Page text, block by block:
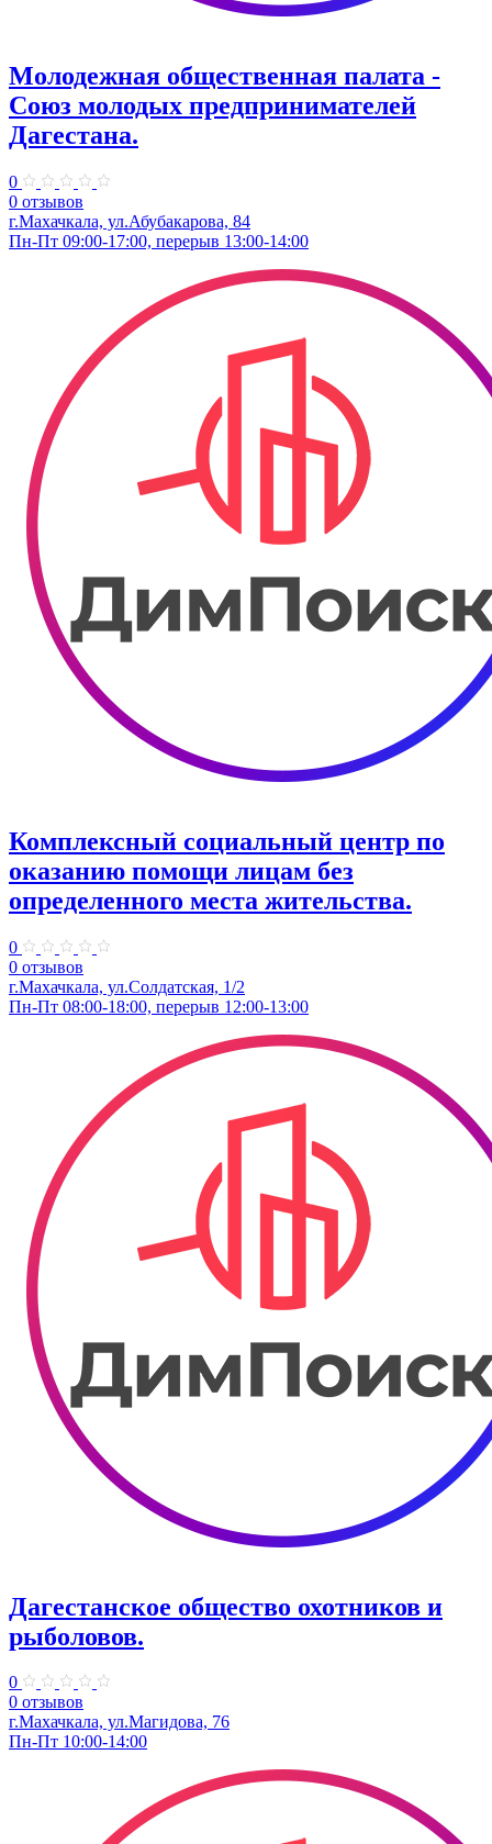
Молодежная общественная палата -
Союз молодых предпринимателей
Дагестана.
0
0 отзывов
г.Махачкала, ул.Абубакарова, 84
Пн-Пт 09:00-17:00, перерыв 13:00-14:00
Комплексный социальный центр по
оказанию помощи лицам без
определенного места жительства.
0
0 отзывов
г.Махачкала, ул.Солдатская, 1/2
Пн-Пт 08:00-18:00, перерыв 12:00-13:00
Дагестанское общество охотников и
рыболовов.
0
0 отзывов
г.Махачкала, ул.Магидова, 76
Пн-Пт 10:00-14:00